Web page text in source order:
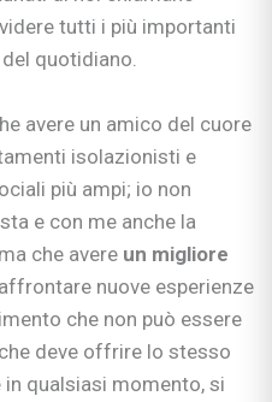
tutti i più importanti
quotidiano.
avere un amico del cuore
isolazionisti e
più ampi; io non
e con me anche la
che avere un migliore
nuove esperienze
che non può essere
deve offrire lo stesso
qualsiasi momento, si